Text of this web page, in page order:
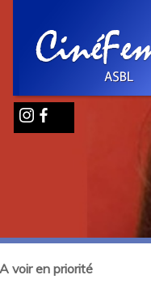
voir en priorité